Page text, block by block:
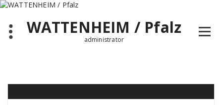
Zum
springenWATTENHEIM / Pfalz
administrator